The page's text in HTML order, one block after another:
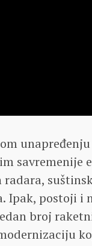
savremenije
Ipak, postoji
broj